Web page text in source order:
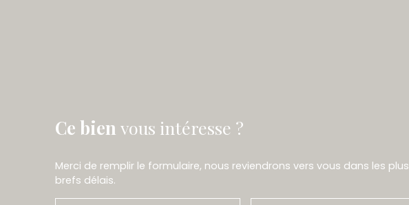
Ce bien vous intéresse ?
Merci de remplir le formulaire, nous reviendrons vers vous dans les plus
brefs délais.